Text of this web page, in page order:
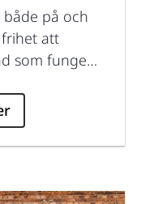
på och
att
som fungerar